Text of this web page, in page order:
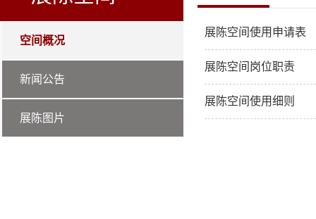
空间概况
新闻公告
展陈图片
展陈空间使用申请表
展陈空间岗位职责
展陈空间使用细则